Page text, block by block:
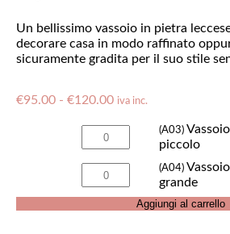
Un bellissimo vassoio in pietra
decorare casa in modo raffinato
sicuramente gradita per il suo stile
€95.00 - €120.00 iva inc.
(A03)
piccolo
(A04)
grande
Aggiungi al carrello